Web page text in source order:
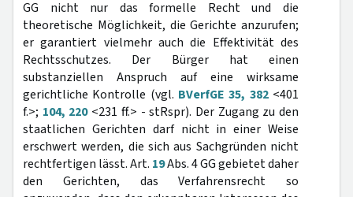
GG nicht nur das formelle Recht und die
theoretische Möglichkeit, die Gerichte anzurufen;
er garantiert vielmehr auch die Effektivität des
Rechtsschutzes. Der Bürger hat einen
substanziellen Anspruch auf eine wirksame
gerichtliche Kontrolle (vgl. BVerfGE 35, 382<401
f.>; 104, 220<231 ff.> - stRspr). Der Zugang zu den
staatlichen Gerichten darf nicht in einer Weise
erschwert werden, die sich aus Sachgründen nicht
rechtfertigen lässt. Art. 19Abs. 4 GG gebietet daher
den Gerichten, das Verfahrensrecht so